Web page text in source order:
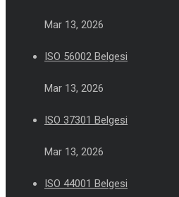
Mar 13, 2026
ISO 56002 Belgesi
Mar 13, 2026
ISO 37301 Belgesi
Mar 13, 2026
ISO 44001 Belgesi